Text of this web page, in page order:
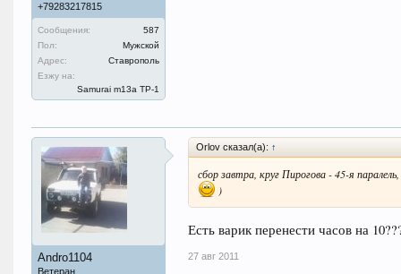
+79283217815
Сообщения:
587
Пол:
Мужской
Адрес:
Ставрополь
Езжу на:
Samurai m13a ТР-1
Andro1104
Ветеран
Orlov сказал(а): ↑
сбор завтра, круг Пирогова - 45-я
)
Есть варик перенести часов на
27 авг 2011